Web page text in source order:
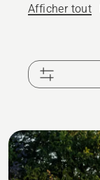
Afficher tout
Tous
les